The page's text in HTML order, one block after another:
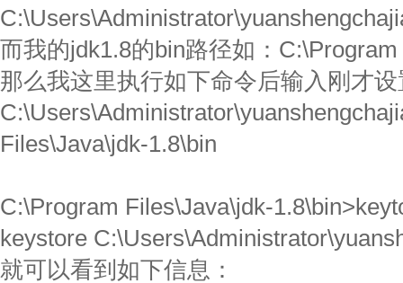
而我的jdk1.8的bin路径如：
那么我这里执行如下命令后输入刚才
Files\Java\jdk-1.8\bin
C:\Program Files\Java\jdk-
keystore
就可以看到如下信息：